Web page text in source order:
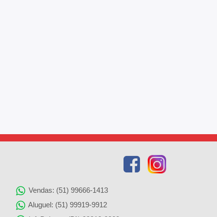
Vendas: (51) 99666-1413
Aluguel: (51) 99919-9912